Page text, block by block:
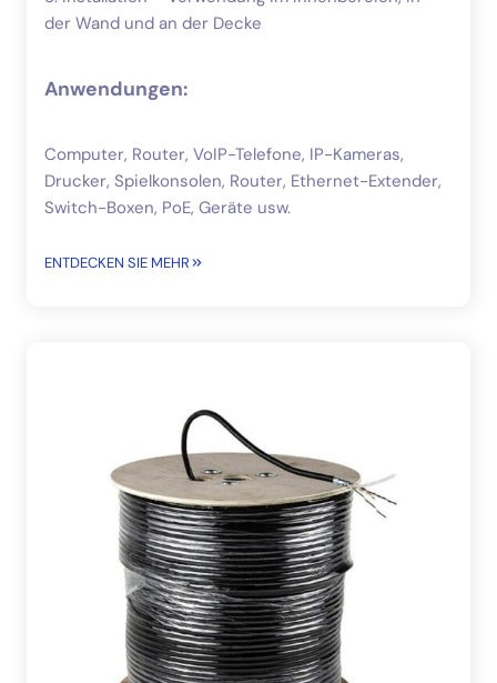
der Wand und an der Decke
Anwendungen:
Computer, Router, VoIP-Telefone, IP-Kameras,
Drucker, Spielkonsolen, Router, Ethernet-Extender,
Switch-Boxen, PoE, Geräte usw.
ENTDECKEN SIE MEHR